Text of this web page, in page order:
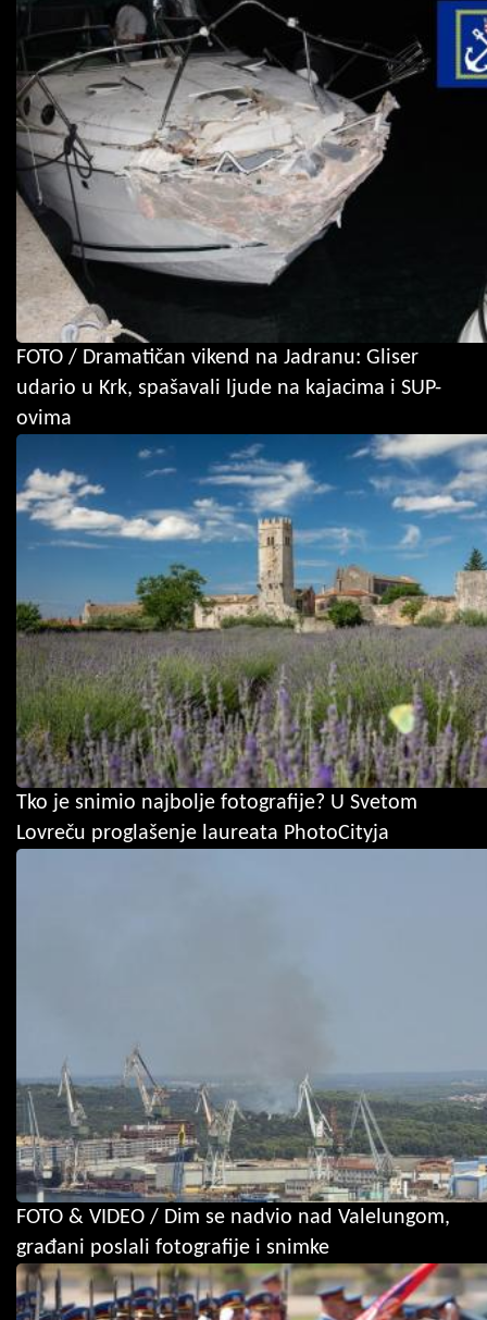
FOTO / Dramatičan vikend na Jadranu: Gliser
udario u Krk, spašavali ljude na kajacima i SUP-
ovima
Tko je snimio najbolje fotografije? U Svetom
Lovreču proglašenje laureata PhotoCityja
FOTO & VIDEO / Dim se nadvio nad Valelungom,
građani poslali fotografije i snimke